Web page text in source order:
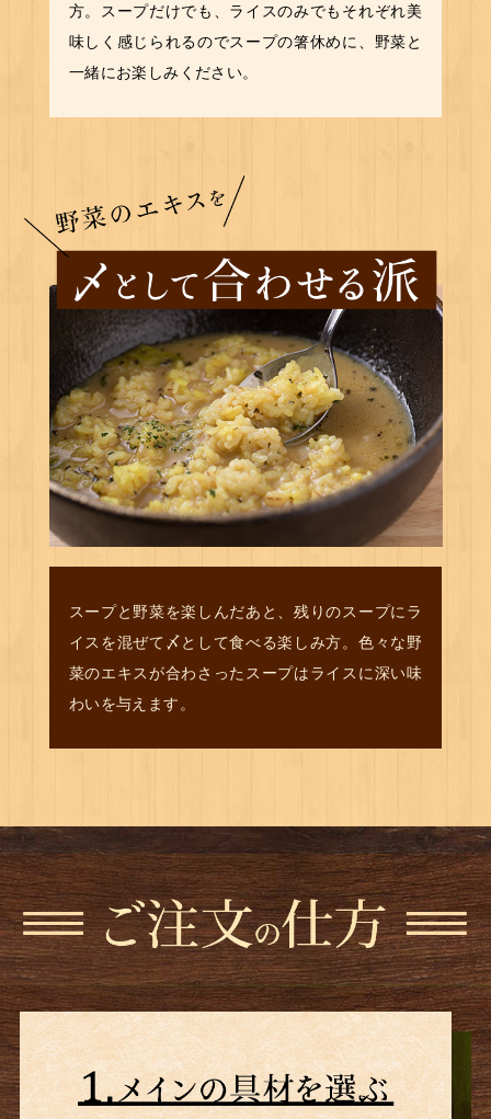
方。スープだけでも、ライスのみでもそれぞれ美
味しく感じられるのでスープの箸休めに、野菜と
一緒にお楽しみください。
スープと野菜を楽しんだあと、残りのスープにラ
イスを混ぜて〆として食べる楽しみ方。色々な野
菜のエキスが合わさったスープはライスに深い味
わいを与えます。